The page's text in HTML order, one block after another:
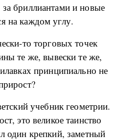
бриллиантами и новые
на каждом углу.
то торговых точек
те же, вывески те же,
принципиально не
учебник геометрии.
это великое таинство
один крепкий, заметный